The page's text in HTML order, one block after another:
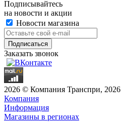
Подписывайтесь
на новости и акции
Новости магазина
Заказать звонок
2026 © Компания Транспри, 2026
Компания
Информация
Магазины в регионах